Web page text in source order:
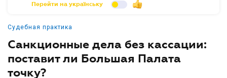
Перейти на українську
Судебная практика
Санкционные дела без кассации:
поставит ли Большая Палата
точку?